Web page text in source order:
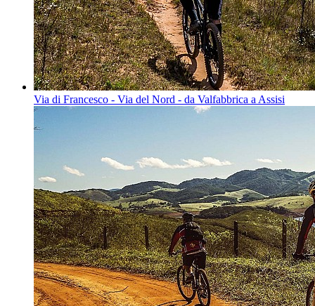
Via di Francesco - Via del Nord - da Valfabbrica a Assisi